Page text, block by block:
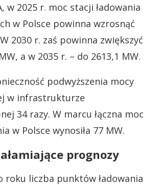
w 2025 r. moc stacji ładowania
w Polsce powinna wzrosnąć
2030 r. zaś powinna zwiększyć
a w 2035 r. – do 2613,1 MW.
podwyższenia mocy
w infrastrukturze
34 razy. W marcu łączna moc
w Polsce wynosiła 77 MW.
prognozy
roku liczba punktów ładowania